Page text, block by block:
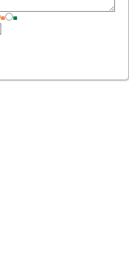
■
■